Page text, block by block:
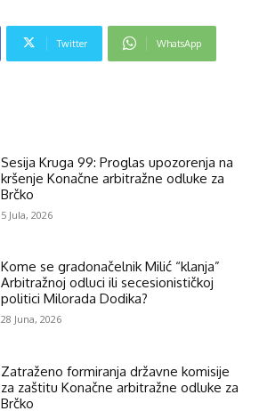
Twitter WhatsApp
Sesija Kruga 99: Proglas upozorenja na
kršenje Konačne arbitražne odluke za
Brčko
5 Jula, 2026
Kome se gradonačelnik Milić “klanja”
Arbitražnoj odluci ili secesionističkoj
politici Milorada Dodika?
28 Juna, 2026
Zatraženo formiranja državne komisije
za zaštitu Konačne arbitražne odluke za
Brčko